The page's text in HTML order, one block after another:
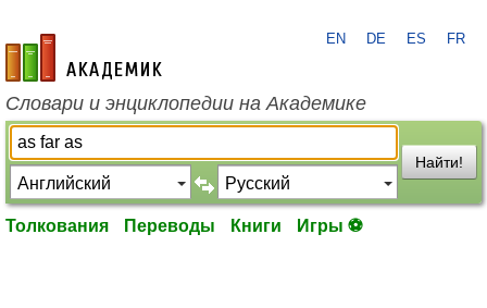
academic.ru
EN DE ES FR
Словари и энциклопедии на Академике
Найти!
Толкования Переводы Книги Игры ⚽